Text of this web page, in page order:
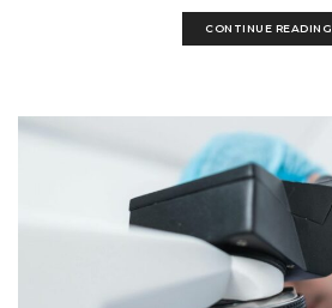
CONTINUE READING